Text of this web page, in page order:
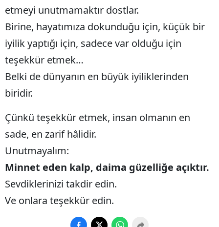
etmeyi unutmamaktır dostlar.
Birine, hayatımıza dokunduğu için, küçük bir
iyilik yaptığı için, sadece var olduğu için
teşekkür etmek…
Belki de dünyanın en büyük iyiliklerinden
biridir.
Çünkü teşekkür etmek, insan olmanın en
sade, en zarif hâlidir.
Unutmayalım:
Minnet eden kalp, daima güzelliğe açıktır.
Sevdiklerinizi takdir edin.
Ve onlara teşekkür edin.